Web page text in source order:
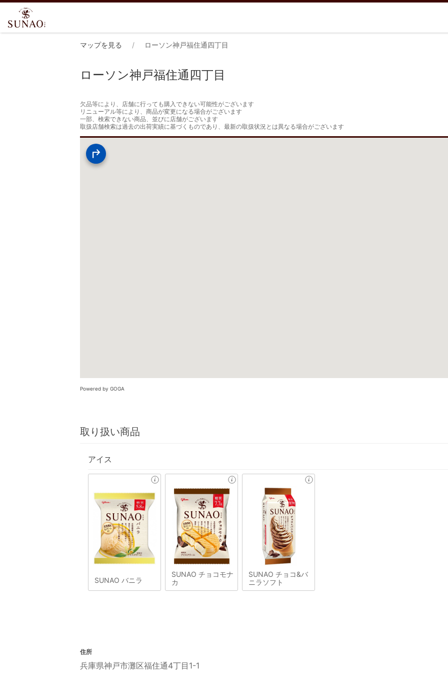
マップを見る ローソン神戸福住通四丁目
ローソン神戸福住通四丁目
欠品等により、店舗に行っても購入できない可能性がございます
リニューアル等により、商品が変更になる場合がございます
一部、検索できない商品、並びに店舗がございます
取扱店舗検索は過去の出荷実績に基づくものであり、最新の取扱状況とは異なる場合がございます
Powered by GOGA
取り扱い商品
アイス
SUNAO バニラ
SUNAO チョコモナ
カ
SUNAO チョコ&バ
ニラソフト
住所
兵庫県神戸市灘区福住通4丁目1-1